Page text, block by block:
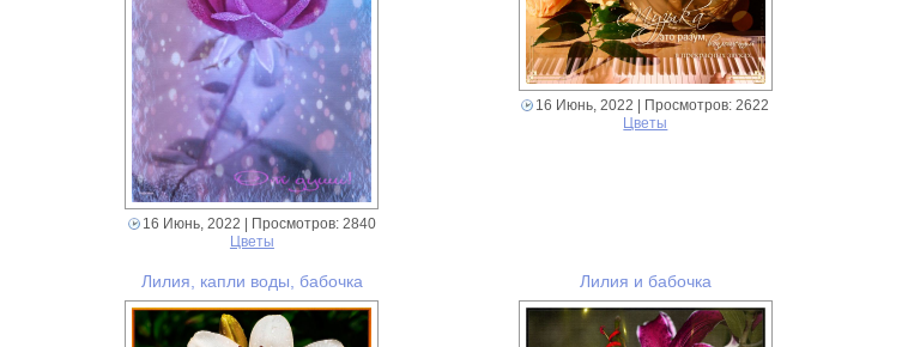
16 Июнь, 2022 | Просмотров: 2840
Цветы
16 Июнь, 2022 | Просмотров: 2622
Цветы
Лилия, капли воды, бабочка Лилия и бабочка